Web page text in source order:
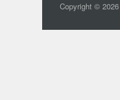
Copyright © 2026